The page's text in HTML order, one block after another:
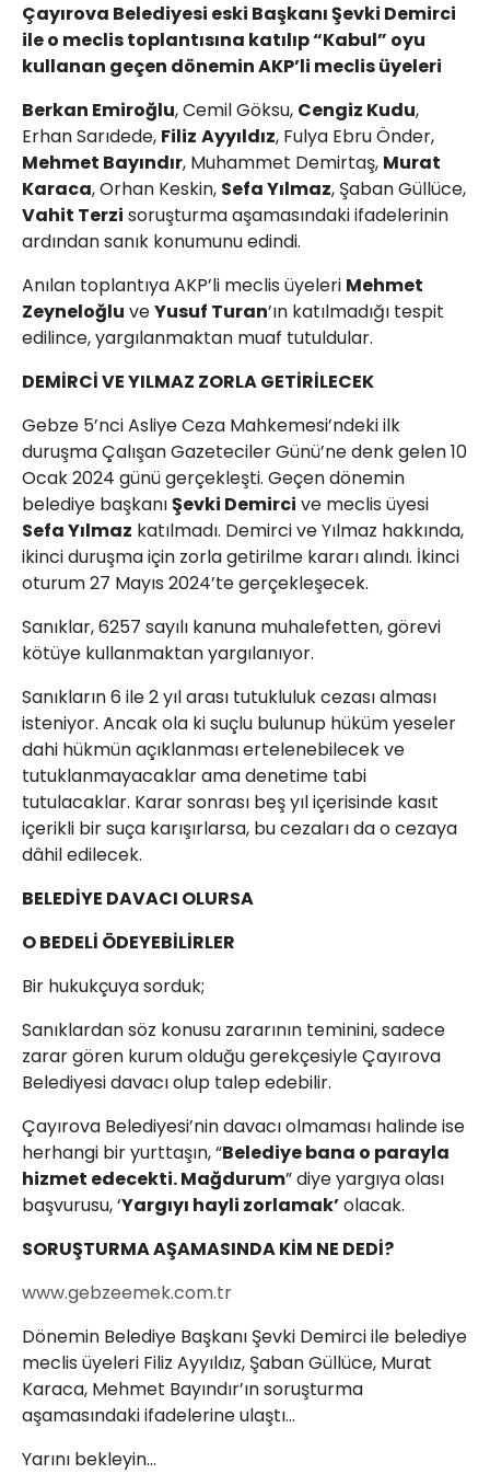
Çayırova Belediyesi eski Başkanı Şevki Demirci
ile o meclis toplantısına katılıp “Kabul” oyu
kullanan geçen dönemin AKP’li meclis üyeleri
Berkan Emiroğlu, Cemil Göksu, Cengiz Kudu,
Erhan Sarıdede, Filiz Ayyıldız, Fulya Ebru Önder,
Mehmet Bayındır, Muhammet Demirtaş, Murat
Karaca, Orhan Keskin, Sefa Yılmaz, Şaban Güllüce,
Vahit Terzi soruşturma aşamasındaki ifadelerinin
ardından sanık konumunu edindi.
Anılan toplantıya AKP’li meclis üyeleri Mehmet
Zeyneloğlu veYusuf Turan’ın katılmadığı tespit
edilince, yargılanmaktan muaf tutuldular.
DEMİRCİ VE YILMAZ ZORLA GETİRİLECEK
Gebze 5’nci Asliye Ceza Mahkemesi’ndeki ilk
duruşma Çalışan Gazeteciler Günü’ne denk gelen 10
Ocak 2024 günü gerçekleşti. Geçen dönemin
belediye başkanıŞevki Demirci ve meclis üyesi
Sefa Yılmaz katılmadı. Demirci ve Yılmaz hakkında,
ikinci duruşma için zorla getirilme kararı alındı. İkinci
oturum 27 Mayıs 2024’te gerçekleşecek.
Sanıklar, 6257 sayılı kanuna muhalefetten, görevi
kötüye kullanmaktan yargılanıyor.
Sanıkların 6 ile 2 yıl arası tutukluluk cezası alması
isteniyor. Ancak ola ki suçlu bulunup hüküm yeseler
dahi hükmün açıklanması ertelenebilecek ve
tutuklanmayacaklar ama denetime tabi
tutulacaklar. Karar sonrası beş yıl içerisinde kasıt
içerikli bir suça karışırlarsa, bu cezaları da o cezaya
dâhil edilecek.
BELEDİYE DAVACI OLURSA
O BEDELİ ÖDEYEBİLİRLER
Bir hukukçuya sorduk;
Sanıklardan söz konusu zararının teminini, sadece
zarar gören kurum olduğu gerekçesiyle Çayırova
Belediyesi davacı olup talep edebilir.
Çayırova Belediyesi’nin davacı olmaması halinde ise
herhangi bir yurttaşın, “Belediye bana o parayla
hizmet edecekti. Mağdurum” diye yargıya olası
başvurusu, ‘Yargıyı hayli zorlamak’olacak.
SORUŞTURMA AŞAMASINDA KİM NE DEDİ?
www.gebzeemek.com.tr
Dönemin Belediye Başkanı Şevki Demirci ile belediye
meclis üyeleri Filiz Ayyıldız, Şaban Güllüce, Murat
Karaca, Mehmet Bayındır’ın soruşturma
aşamasındaki ifadelerine ulaştı…
Yarını bekleyin…